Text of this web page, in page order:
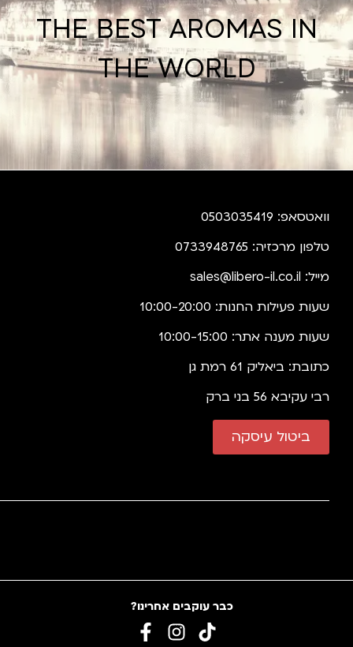
THE BEST AROMAS IN
THE WORLD
וואטסאפ: 0503035419
טלפון מרכזיה: 0733948765
מייל: sales@libero-il.co.il
שעות פעילות החנות: 10:00-20:00
שעות מענה אתר: 10:00-15:00
כתובת: ביאליק 61 רמת גן
רבי עקיבא 56 בני ברק
ביטול עיסקה
כבר עוקבים אחרינו?